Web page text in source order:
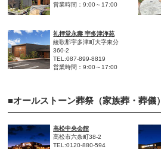
営業時間：9:00～17:00
礼拝堂永壽 宇多津浄苑
綾歌郡宇多津町大字東分
360-2
TEL:087-899-8819
営業時間：9:00～17:00
■オールストーン葬祭（家族葬・葬儀）
高松中央会館
高松市六条町38-2
TEL:0120-880-594